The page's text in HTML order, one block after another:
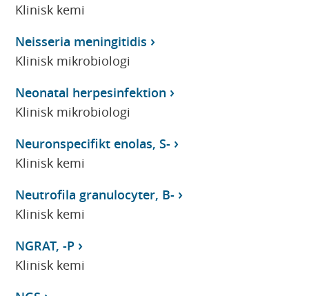
Klinisk kemi
Neisseria meningitidis
Klinisk mikrobiologi
Neonatal herpesinfektion
Klinisk mikrobiologi
Neuronspecifikt enolas, S-
Klinisk kemi
Neutrofila granulocyter, B-
Klinisk kemi
NGRAT, -P
Klinisk kemi